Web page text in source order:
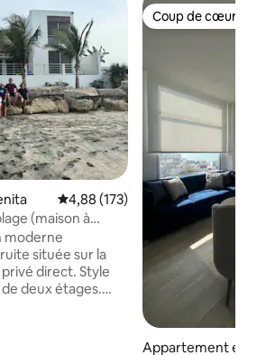
Évaluation moyenne sur la
4,88 (173)
(maison à
moderne
située sur la
direct. Style
deux étages.
Coup de cœur
Coup de cœur
Appartement en